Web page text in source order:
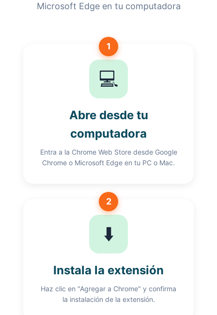
Microsoft Edge en tu computadora
💻
1
Abre desde tu
computadora
Entra a la Chrome Web Store desde Google
Chrome o Microsoft Edge en tu PC o Mac.
⬇️
2
Instala la extensión
Haz clic en "Agregar a Chrome" y confirma
la instalación de la extensión.